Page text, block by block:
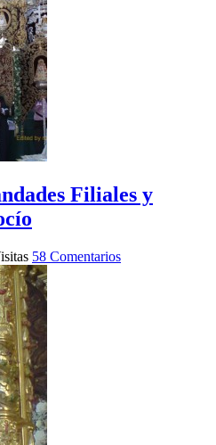
Filiales y
58 Comentarios